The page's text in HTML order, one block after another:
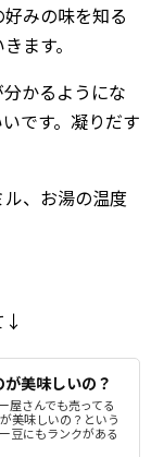
みの味を知る
ます。
かるようにな
です。凝りだす
、お湯の温度
↓
美味しいの？
屋さんでも売ってる
美味しいの？という
豆にもランクがある